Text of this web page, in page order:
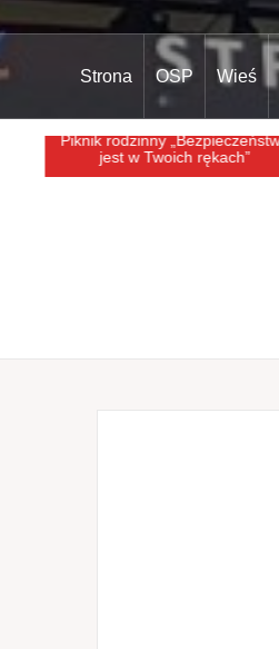
Strona OSP Wieś
Piknik rodzinny „Bezpieczeństwo
jest w Twoich rękach”